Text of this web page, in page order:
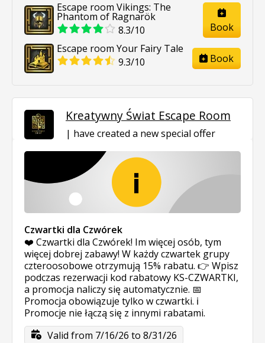
Escape room Vikings: The
Phantom of Ragnarök
8.3/10
Book
Escape room Your Fairy Tale
9.3/10
Book
Kreatywny Świat Escape Room
have created a new special offer
Czwartki dla Czwórek
❤️ Czwartki dla Czwórek! Im więcej osób, tym
więcej dobrej zabawy! W każdy czwartek grupy
czteroosobowe otrzymują 15% rabatu. 👉 Wpisz
podczas rezerwacji kod rabatowy KS-CZWARTKI,
a promocja naliczy się automatycznie. 📅
Promocja obowiązuje tylko w czwartki. ℹ️
Promocje nie łączą się z innymi rabatami.
Valid from 7/16/26 to 8/31/26